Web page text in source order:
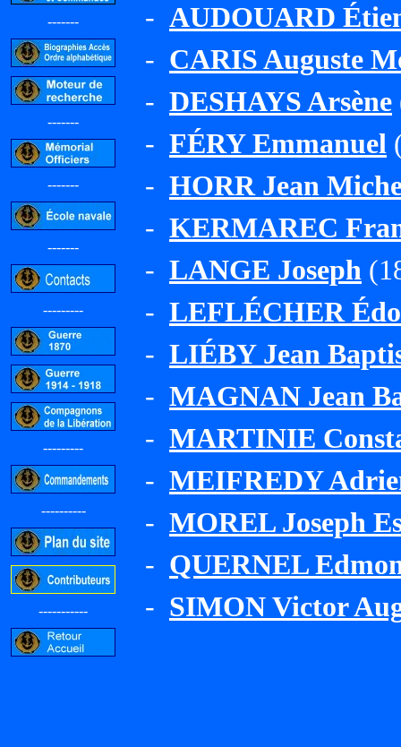
-------
-------
-------
-------
---------
---------
----------
-----------
- AUDOUARD
- CARIS Auguste
- DESHAYS Arsène
- FÉRY Emmanuel
- HORR Jean
- KERMAREC
- LANGE Joseph
- LEFLÉCHER
- LIÉBY Jean
- MAGNAN Jean
- MARTINIE
- MEIFREDY
- MOREL Joseph
- QUERNEL
- SIMON Victor